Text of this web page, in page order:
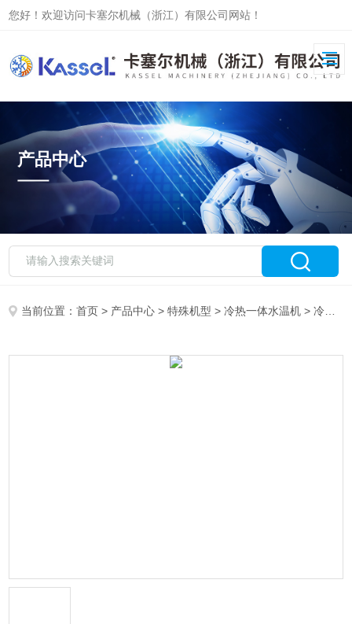
您好！欢迎访问卡塞尔机械（浙江）有限公司网站！
产品中心
当前位置：首页 > 产品中心 >特殊机型 >冷热一体水温机 > 冷热一体水温机